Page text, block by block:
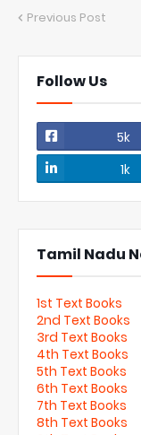
Previous Post
Follow Us
5k
1k
Tamil Nadu
1st Text Books
2nd Text Books
3rd Text Books
4th Text Books
5th Text Books
6th Text Books
7th Text Books
8th Text Books